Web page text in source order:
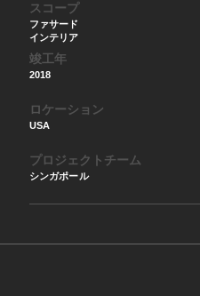
スコープ
ファサード
インテリア
竣工年
2018
ロケーション
USA
プロジェクトチーム
シンガポール